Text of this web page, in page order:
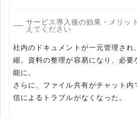
サービス導入後の効果・メリッ
えてください
社内のドキュメントが一元管理され
縮。資料の整理が容易になり、必要
能に。
さらに、ファイル共有がチャット内
信によるトラブルがなくなった。